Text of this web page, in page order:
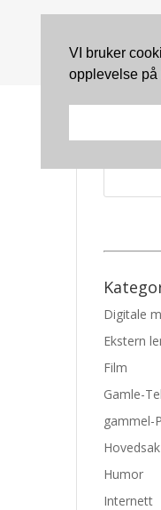
Søk
Digitale
Ekstern
Film
Gamle-
gammel-
Hovedsak
Humor
Internett
VI bruker
opplevelse på